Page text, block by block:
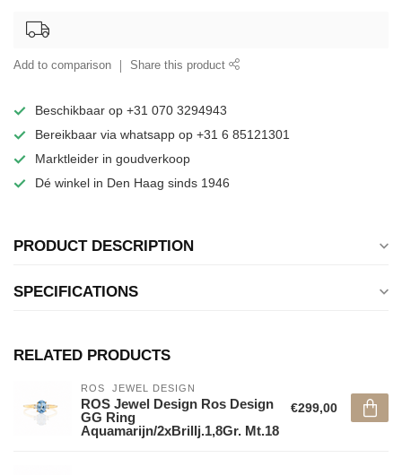
Add to comparison Share this product
Beschikbaar op +31 070 3294943
Bereikbaar via whatsapp op +31 6 85121301
Marktleider in goudverkoop
Dé winkel in Den Haag sinds 1946
PRODUCT DESCRIPTION
SPECIFICATIONS
RELATED PRODUCTS
ROS  JEWEL DESIGN
ROS Jewel Design Ros Design
GG Ring
Aquamarijn/2xBrillj.1,8Gr. Mt.18
€299,00